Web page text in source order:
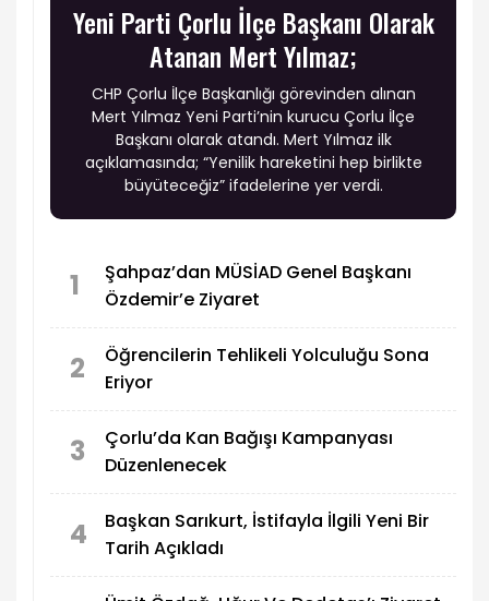
Yeni Parti Çorlu İlçe Başkanı Olarak
Atanan Mert Yılmaz;
CHP Çorlu İlçe Başkanlığı görevinden alınan
Mert Yılmaz Yeni Parti’nin kurucu Çorlu İlçe
Başkanı olarak atandı. Mert Yılmaz ilk
açıklamasında; “Yenilik hareketini hep birlikte
büyüteceğiz” ifadelerine yer verdi.
1
Şahpaz’dan MÜSİAD Genel Başkanı
Özdemir’e Ziyaret
2
Öğrencilerin Tehlikeli Yolculuğu Sona
Eriyor
3
Çorlu’da Kan Bağışı Kampanyası
Düzenlenecek
4
Başkan Sarıkurt, İstifayla İlgili Yeni Bir
Tarih Açıkladı